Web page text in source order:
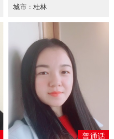
城市：桂林
普通话